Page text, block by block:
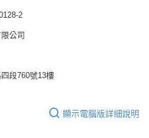
2
公司
段760號13樓
顯示電腦版詳細說明